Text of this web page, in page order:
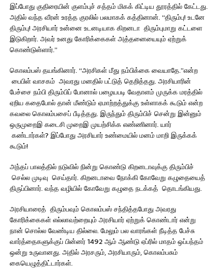
இப்போது குதிரையின் குளம்புச் சத்தம் மிகக் கிட்டிய தூரத்தில் கேட்டது.
அதில் வந்த வீரன் உரத்த குரலில் பலமாகக் கத்தினான். “திரும்பு! உடனே
திரும்பு! அரசியார் உன்னை உடனடியாக கிறனடா திரும்புமாறு கட்டளை
இடுகிறார். அவர் உனது கோரிக்கைகள் அத்தனையையும் ஏற்றுக்
கொண்டுள்ளார்.”
கொலம்பஸ் தயங்கினார். “அரசிகள் மீது நம்பிக்கை வையாதே.”என்ற
பைபிள் வாசகம் அவரது மனதில் பட்டுத் தெறித்தது. அரசியாரின்
பேச்சை நம்பி திரும்பிப் போனால் பழையபடி வேதாளம் முருக்க மரத்தில்
ஏறிய கதைபோல் தான் மீண்டும் ஏமாற்றத்துக்கு உள்ளாகக் கூடும் என்ற
கவலை கொலம்பசைப் பீடித்தது. இருந்தும் திரும்பிச் சென்று இன்னும்
ஒருமுறைஇ கடைசி முறைஇ முயற்சிக்க எண்ணினார். யார்
கண்டார்கள்? இப்போது அரசியார் உண்மையில் மனம் மாறி இருக்கக்
கூடும்!
அந்தப் பாலத்தில் நடுவில் நின்று கொண்டு கிறனடாவுக்கு திரும்பிச்
செல்ல முடிவு செய்தார். கிறனடாவை நோக்கி கோவேறு கழுதையைத்
திருப்பினார். வந்த வழியில் கோவேறு கழுதை நடக்கத் தொடங்கியது.
அரசியாரைத் திரும்பவும் கொலம்பஸ் சந்தித்தபோது அவரது
கோரிக்கைகள் எல்லாவற்றையும் அரசியார் ஏற்றுக் கொண்டார் என்று
நான் சொல்ல வேண்டிய தில்லை. மேலும் பல வாரங்கள் நீடித்த பேச்சு
வார்த்தைகளுக்குப் பின்னர் 1492 ஆம் ஆண்டு ஏப்ரில் மாதம் ஒப்பந்தம்
ஒன்று உருவானது. அதில் அரசரும், அரசியாரும், கொலம்பசும்
கையெழுத்திட்டார்கள்.